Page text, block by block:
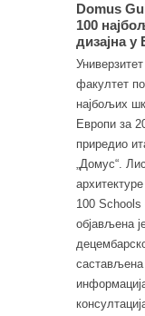
Domus
100
дизајна у
факултет
најбољих
Европи за
приредио
„Домус“.
100
објављена
састављена